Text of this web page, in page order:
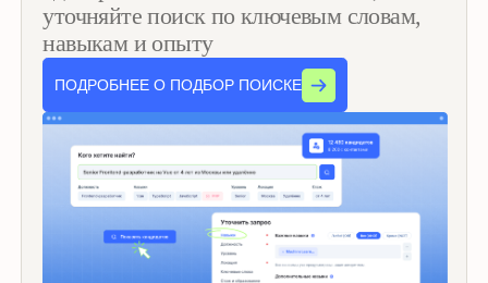
03
Собирает информацию
в одну карточку
[ КАРТОЧКА КАНДИДАТА ]
Все данные из разных источников
агрегируются в одной карточке кандидата.
Подбор подсветит, когда обновляли